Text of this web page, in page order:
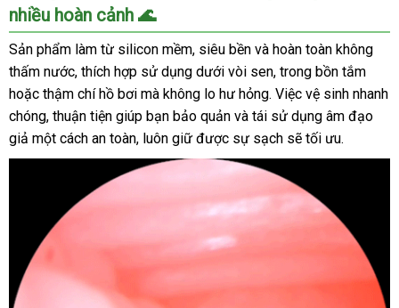
Giả
ManMiao
Mèo
Đáng
Yêu
Mềm
Mại
Kích
nhiều hoàn cảnh 🌊
Sản phẩm làm từ silicon mềm, siêu bền và hoàn toàn không
thấm nước, thích hợp sử dụng dưới vòi sen, trong bồn tắm
hoặc thậm chí hồ bơi mà không lo hư hỏng. Việc vệ sinh nhanh
chóng, thuận tiện giúp bạn bảo quản và tái sử dụng âm đạo
giả một cách an toàn, luôn giữ được sự sạch sẽ tối ưu.